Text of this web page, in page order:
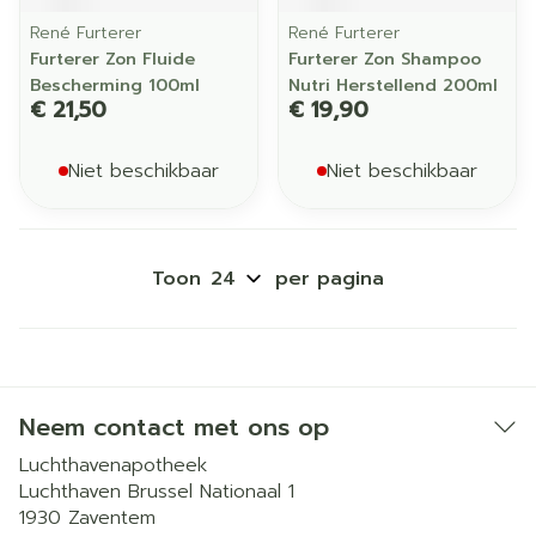
René Furterer
Furterer Zon Fluide
Bescherming 100ml
€ 21,50
Niet beschikbaar
René Furterer
Furterer Zon Shampoo
Nutri Herstellend 200ml
€ 19,90
Niet beschikbaar
Toon per pagina
Neem contact met ons op
Luchthavenapotheek
Luchthaven Brussel Nationaal 1
1930 Zaventem